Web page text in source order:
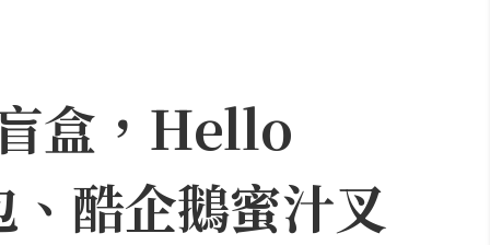
盒，Hello
酷企鵝蜜汁叉